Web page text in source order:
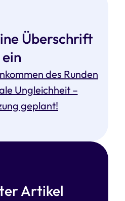
Überschrift
ein
des Runden
Ungleichheit –
geplant!
Artikel